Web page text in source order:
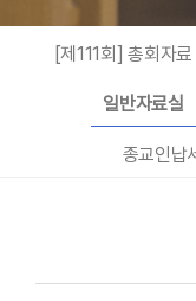
[제111회] 총회자료
일반자료실
종교인납